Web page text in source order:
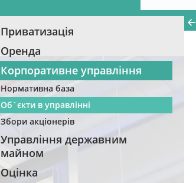
Приватизація
Оренда
Корпоративне управління
Нормативна база
Об`єкти в управлінні
Збори акціонерів
Управління державним
майном
Оцінка